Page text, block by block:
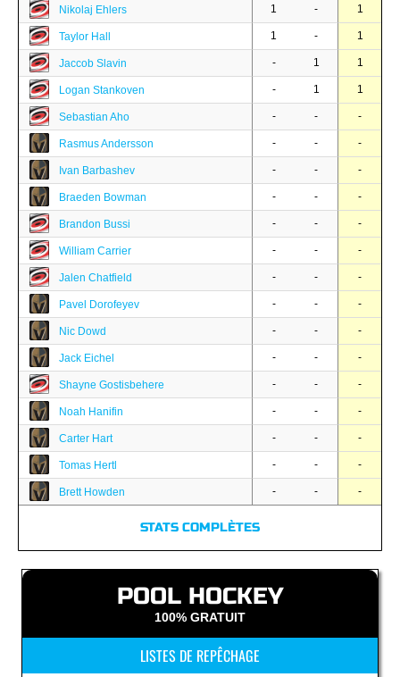
Nikolaj Ehlers 1 - 1
Taylor Hall 1 - 1
Jaccob Slavin - 1 1
Logan Stankoven - 1 1
Sebastian Aho - - -
Rasmus Andersson - - -
Ivan Barbashev - - -
Braeden Bowman - - -
Brandon Bussi - - -
William Carrier - - -
Jalen Chatfield - - -
Pavel Dorofeyev - - -
Nic Dowd - - -
Jack Eichel - - -
Shayne Gostisbehere - - -
Noah Hanifin - - -
Carter Hart - - -
Tomas Hertl - - -
Brett Howden - - -
STATS COMPLÈTES
POOL HOCKEY
100% GRATUIT
LISTES DE REPÊCHAGE